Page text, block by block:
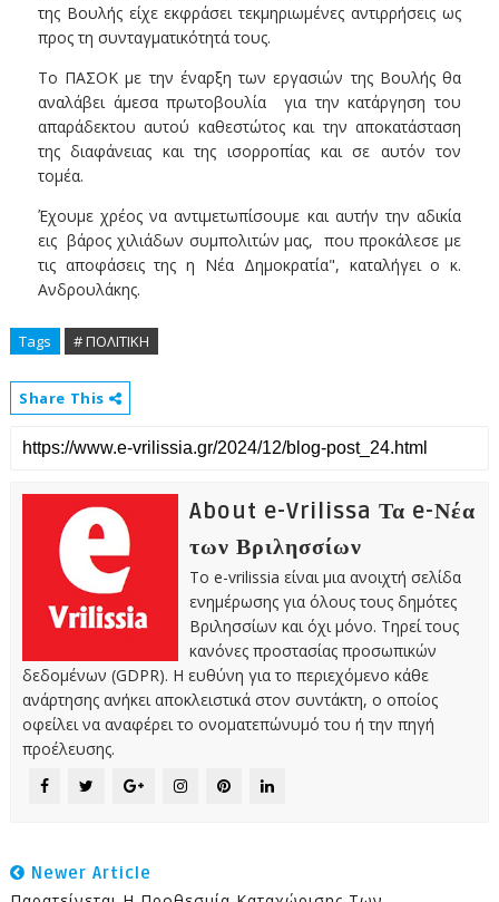
της Βουλής είχε εκφράσει τεκμηριωμένες αντιρρήσεις ως
προς τη συνταγματικότητά τους.
Το ΠΑΣΟΚ με την έναρξη των εργασιών της Βουλής θα
αναλάβει άμεσα πρωτοβουλία για την κατάργηση του
απαράδεκτου αυτού καθεστώτος και την αποκατάσταση
της διαφάνειας και της ισορροπίας και σε αυτόν τον
τομέα.
Έχουμε χρέος να αντιμετωπίσουμε και αυτήν την αδικία
εις βάρος χιλιάδων συμπολιτών μας, που προκάλεσε με
τις αποφάσεις της η Νέα Δημοκρατία", καταλήγει ο κ.
Ανδρουλάκης.
Tags # ΠΟΛΙΤΙΚΗ
Share This
About e-Vrilissa Τα e-Νέα
των Βριλησσίων
Το e-vrilissia είναι μια ανοιχτή σελίδα
ενημέρωσης για όλους τους δημότες
Βριλησσίων και όχι μόνο. Τηρεί τους
κανόνες προστασίας προσωπικών
δεδομένων (GDPR). Η ευθύνη για το περιεχόμενο κάθε
ανάρτησης ανήκει αποκλειστικά στον συντάκτη, ο οποίος
οφείλει να αναφέρει το ονοματεπώνυμό του ή την πηγή
προέλευσης.
Newer Article